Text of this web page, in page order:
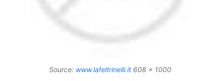
Source: www.lafeltrinelli.it608 x 1000